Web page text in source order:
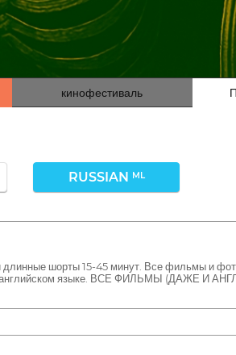
кинофестиваль
RUSSIAN ML
шорты 15-45 минут. Все фильмы и
английском языке. ВСЕ ФИЛЬМЫ (ДАЖЕ И